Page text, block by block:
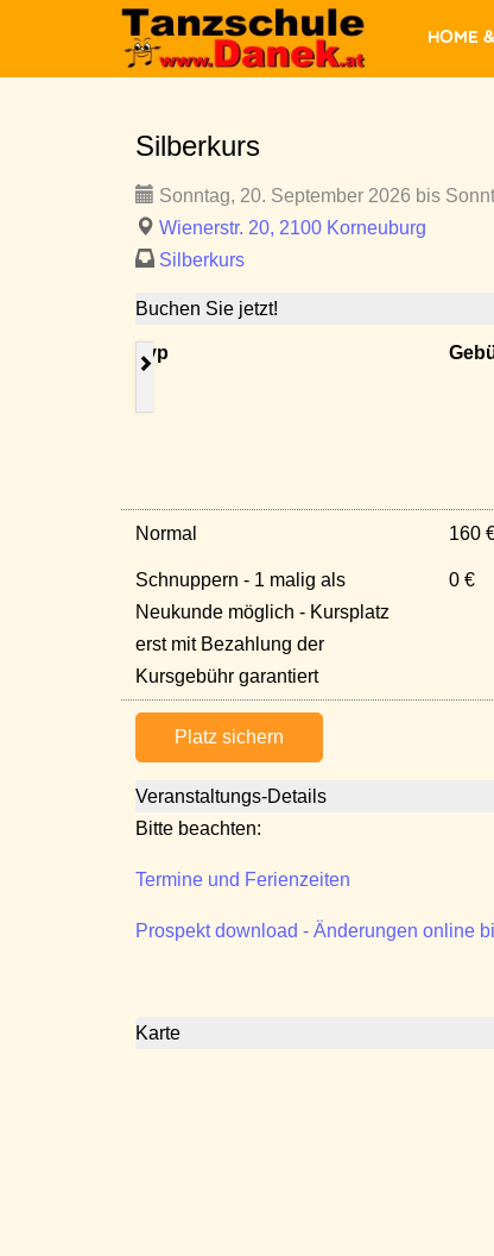
Home
Silberkurs
Sonntag, 20. September 2026 bis
Wienerstr. 20, 2100 Korneuburg
Silberkurs
Buchen Sie jetzt!
Typ
Normal 160
Schnuppern - 1 malig als
Neukunde möglich - Kursplatz
erst mit Bezahlung der
Kursgebühr garantiert
0 €
Platz sichern
Veranstaltungs-Details
Bitte beachten:
Termine und Ferienzeiten
Prospekt download - Änderungen online
Karte